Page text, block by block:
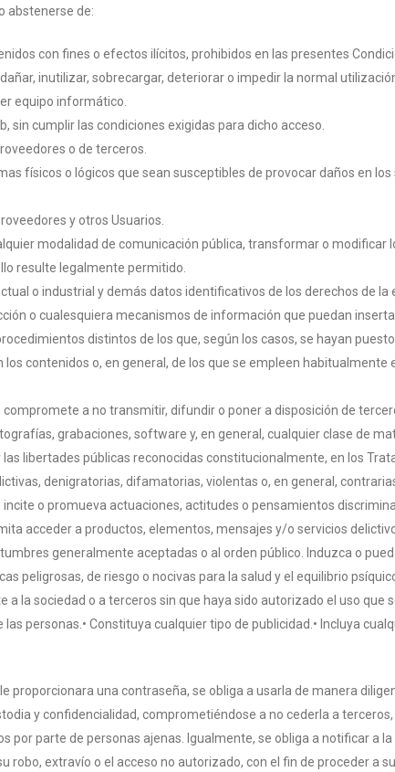
abstenerse de:
con fines o efectos ilícitos, prohibidos en las presentes
inutilizar, sobrecargar, deteriorar o impedir la normal
equipo informático.
sin cumplir las condiciones exigidas para dicho acceso.
o de terceros.
físicos o lógicos que sean susceptibles de provocar daños en
y otros Usuarios.
modalidad de comunicación pública, transformar o modificar
resulte legalmente permitido.
o industrial y demás datos identificativos de los derechos de la
o cualesquiera mecanismos de información que puedan
distintos de los que, según los casos, se hayan
contenidos o, en general, de los que se empleen habitualmente
a no transmitir, difundir o poner a disposición de
grabaciones, software y, en general, cualquier clase de
libertades públicas reconocidas constitucionalmente, en los
denigratorias, difamatorias, violentas o, en general,
o promueva actuaciones, actitudes o pensamientos
acceder a productos, elementos, mensajes y/o servicios
generalmente aceptadas o al orden público. Induzca o
peligrosas, de riesgo o nocivas para la salud y el equilibrio
la sociedad o a terceros sin que haya sido autorizado el uso que
personas.• Constituya cualquier tipo de publicidad.• Incluya
proporcionara una contraseña, se obliga a usarla de manera
y confidencialidad, comprometiéndose a no cederla a
parte de personas ajenas. Igualmente, se obliga a notificar a
extravío o el acceso no autorizado, con el fin de proceder a